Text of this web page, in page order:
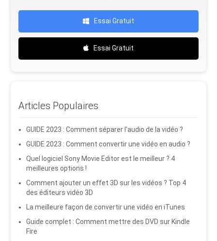
Essai Gratuit
Essai Gratuit
Articles Populaires
GUIDE 2023 : Comment séparer l'audio de la vidéo ?
GUIDE 2023 : Comment convertir une vidéo en audio ?
Quel logiciel Sony Movie Editor est le meilleur ? 4
meilleures options !
Comment ajouter un effet 3D sur les vidéos ? Top 4
des éditeurs vidéo 3D
La meilleure façon de convertir une vidéo en iTunes
Guide complet : Comment mettre des DVD sur Kindle
Fire